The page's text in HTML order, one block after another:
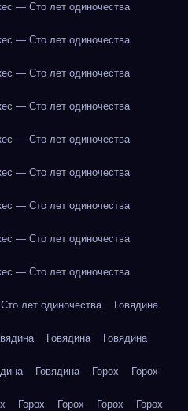
— Сто лет одиночества
— Сто лет одиночества
— Сто лет одиночества
— Сто лет одиночества
— Сто лет одиночества
— Сто лет одиночества
— Сто лет одиночества
— Сто лет одиночества
— Сто лет одиночества
лет одиночества Говядина
Говядина Говядина
Говядина Горох Горох
Горох Горох Горох Горох